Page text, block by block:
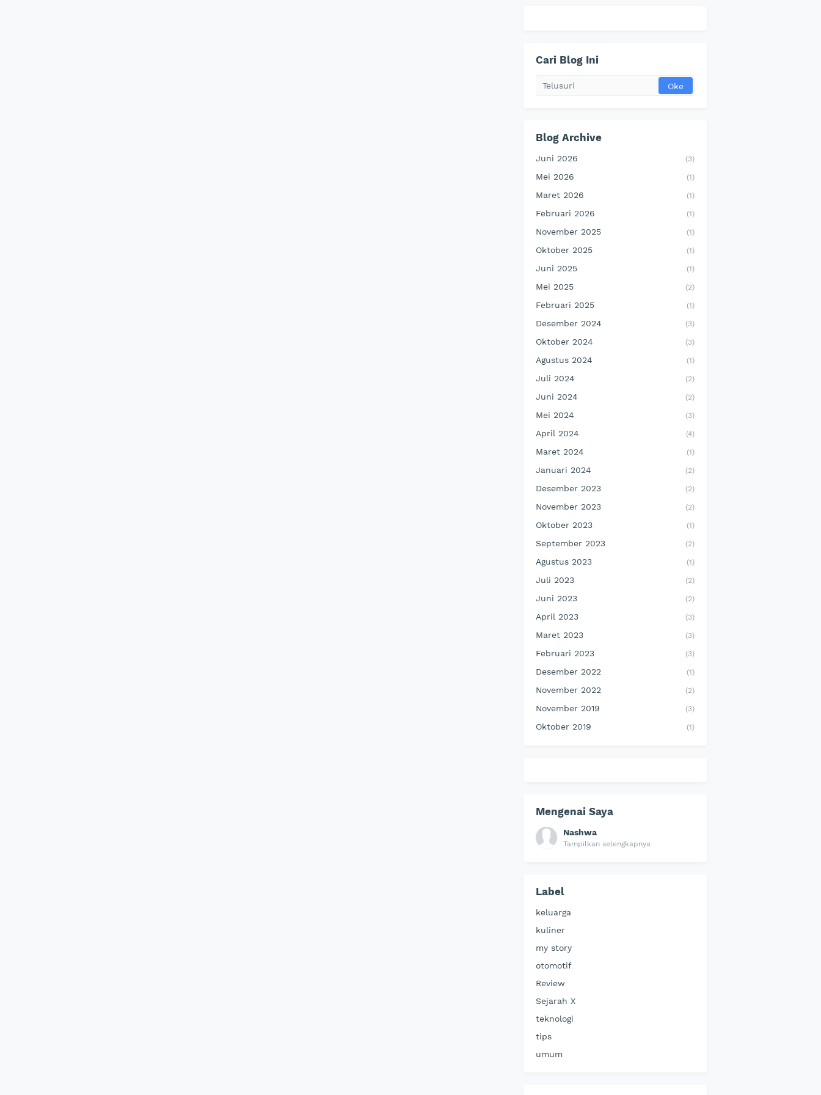
Cari Blog Ini
Blog Archive
Juni 2026 (3)
Mei 2026 (1)
Maret 2026 (1)
Februari 2026 (1)
November 2025 (1)
Oktober 2025 (1)
Juni 2025 (1)
Mei 2025 (2)
Februari 2025 (1)
Desember 2024 (3)
Oktober 2024 (3)
Agustus 2024 (1)
Juli 2024 (2)
Juni 2024 (2)
Mei 2024 (3)
April 2024 (4)
Maret 2024 (1)
Januari 2024 (2)
Desember 2023 (2)
November 2023 (2)
Oktober 2023 (1)
September 2023 (2)
Agustus 2023 (1)
Juli 2023 (2)
Juni 2023 (2)
April 2023 (3)
Maret 2023 (3)
Februari 2023 (3)
Desember 2022 (1)
November 2022 (2)
November 2019 (3)
Oktober 2019 (1)
Mengenai Saya
Nashwa
Tampilkan selengkapnya
Label
keluarga
kuliner
my story
otomotif
Review
Sejarah X
teknologi
tips
umum